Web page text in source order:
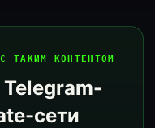
ТАКИМ КОНТЕНТОМ
сети